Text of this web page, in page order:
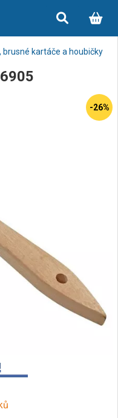
brusné kartáče a houbičky
-26%